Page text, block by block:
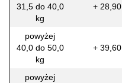
31,5 do 40,0
kg
+ 28,90
powyżej
40,0 do 50,0
kg
+ 39,60
powyżej